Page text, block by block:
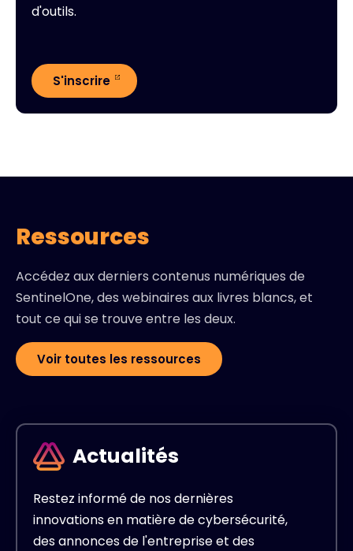
d'outils.
S'inscrire
Ressources
Accédez aux derniers contenus numériques de
SentinelOne, des webinaires aux livres blancs, et
tout ce qui se trouve entre les deux.
Voir toutes les ressources
Actualités
Restez informé de nos dernières
innovations en matière de cybersécurité,
des annonces de l'entreprise et des